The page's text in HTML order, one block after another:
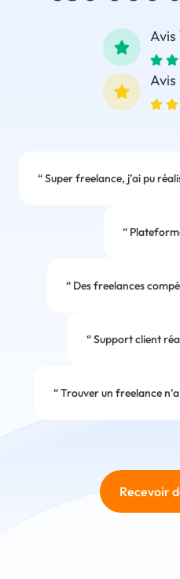
Avis
“Super freelance, j’ai pu
“
“Des freelances
“Support client
“Trouver un freelance
Recevoir